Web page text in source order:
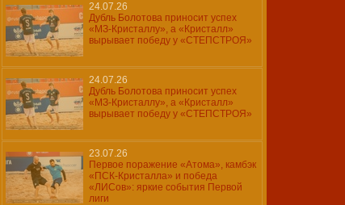
24.07.26
Дубль Болотова приносит успех
«МЗ-Кристаллу», а «Кристалл»
вырывает победу у «СТЕПСТРОЯ»
24.07.26
Дубль Болотова приносит успех
«МЗ-Кристаллу», а «Кристалл»
вырывает победу у «СТЕПСТРОЯ»
23.07.26
Первое поражение «Атома», камбэк
«ПСК-Кристалла» и победа
«ЛИСов»: яркие события Первой
лиги